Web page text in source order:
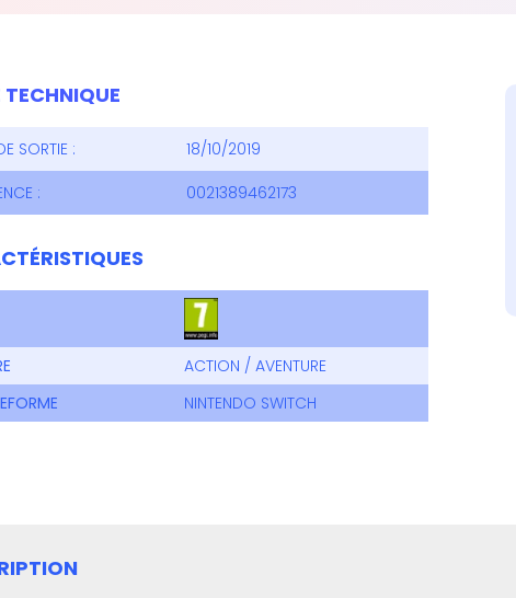
TECHNIQUE
SORTIE :
18/10/2019
:
0021389462173
ACTION / AVENTURE
NINTENDO SWITCH